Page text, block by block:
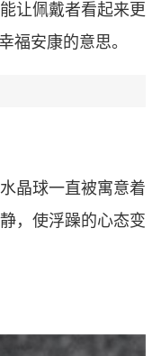
让佩戴者看起来更
福安康的意思。
晶球一直被寓意着
，使浮躁的心态变